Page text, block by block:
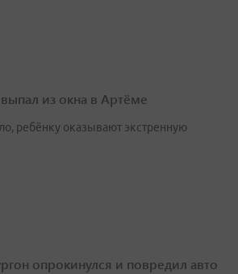
из окна в Артёме
ребёнку оказывают экстренную
опрокинулся и повредил авто